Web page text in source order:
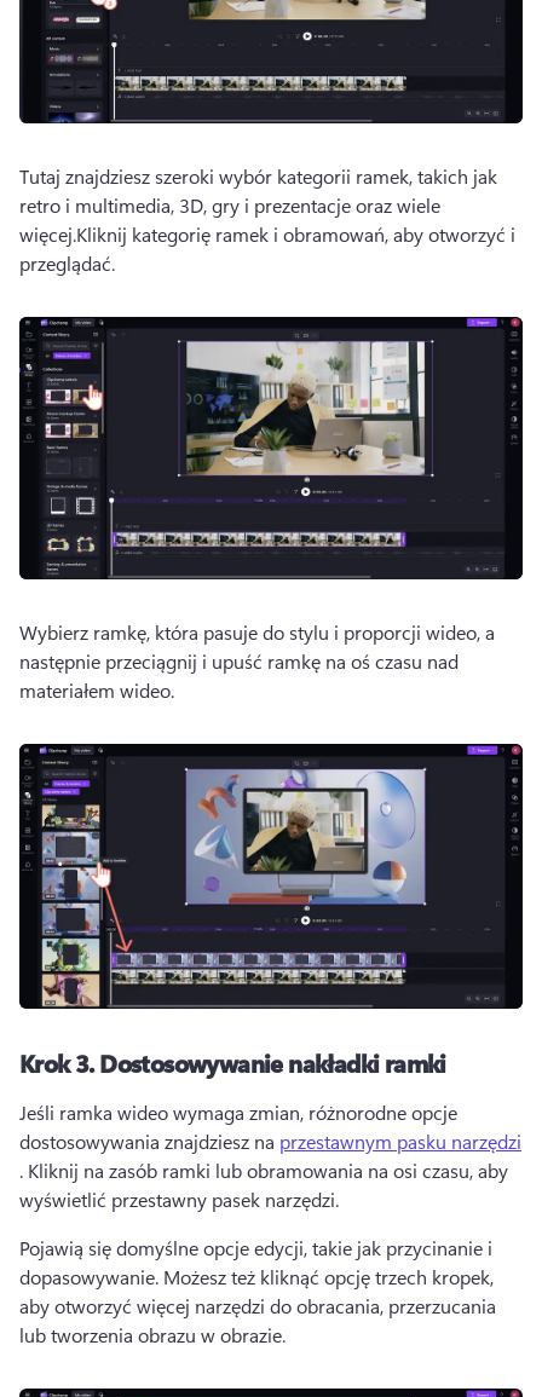
Tutaj znajdziesz szeroki wybór kategorii ramek, takich jak
retro i multimedia, 3D, gry i prezentacje oraz wiele
więcej.Kliknij kategorię ramek i obramowań, aby otworzyć i
przeglądać.
Wybierz ramkę, która pasuje do stylu i proporcji wideo, a
następnie przeciągnij i upuść ramkę na oś czasu nad
materiałem wideo.
Krok 3.Dostosowywanie nakładki ramki
Jeśli ramka wideo wymaga zmian, różnorodne opcje
dostosowywania znajdziesz na przestawnym pasku narzędzi
. Kliknij na zasób ramki lub obramowania na osi czasu, aby
wyświetlić przestawny pasek narzędzi.
Pojawią się domyślne opcje edycji, takie jak przycinanie i
dopasowywanie. Możesz też kliknąć opcję trzech kropek,
aby otworzyć więcej narzędzi do obracania, przerzucania
lub tworzenia obrazu w obrazie.